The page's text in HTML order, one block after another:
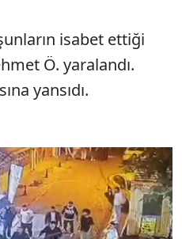
isabet ettiği
Ö. yaralandı.
yansıdı.